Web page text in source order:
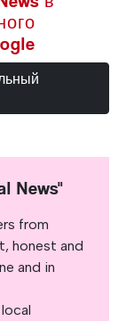
News"
from
honest and
and in